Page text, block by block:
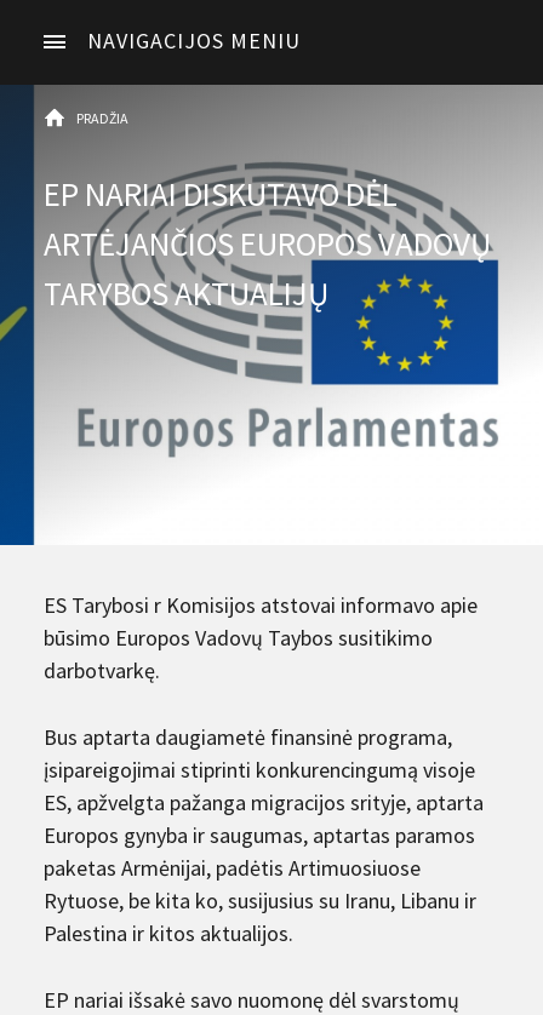
NAVIGACIJOS MENIU
PRADŽIA
EP NARIAI DISKUTAVO DĖL
ARTĖJANČIOS EUROPOS VADOVŲ
TARYBOS AKTUALIJŲ
ES Tarybosi r Komisijos atstovai informavo apie
būsimo Europos Vadovų Taybos susitikimo
darbotvarkę.
Bus aptarta daugiametė finansinė programa,
įsipareigojimai stiprinti konkurencingumą visoje
ES, apžvelgta pažanga migracijos srityje, aptarta
Europos gynyba ir saugumas, aptartas paramos
paketas Armėnijai, padėtis Artimuosiuose
Rytuose, be kita ko, susijusius su Iranu, Libanu ir
Palestina ir kitos aktualijos.
EP nariai išsakė savo nuomonę dėl svarstomų